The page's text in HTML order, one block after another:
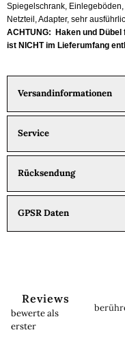
Spiegelschrank,
Netzteil, Adapter, sehr
ACHTUNG: Haken und
ist NICHT im Lieferumfang
Versandinformationen
Service
Rücksendung
GPSR Daten
Reviews
bewerte als
erster